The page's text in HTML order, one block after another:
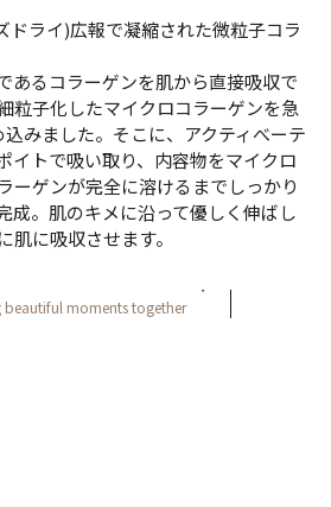
ライ)広報で凝縮された微粒子コラ
あるコラーゲンを肌から直接吸収で
粒子化したマイクロコラーゲンを急
みました。そこに、アクティべーテ
イトで吸い取り、内容物をマイクロ
ーゲンが完全に溶けるまでしっかり
成。肌のキメに沿って優しく伸ばし
肌に吸収させます。
beautiful moments together